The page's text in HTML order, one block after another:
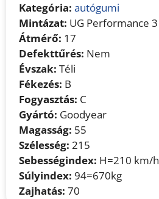
Kategória: autógumi
Mintázat: UG Performance 3
Átmérő: 17
Defekttűrés: Nem
Évszak: Téli
Fékezés: B
Fogyasztás: C
Gyártó: Goodyear
Magasság: 55
Szélesség: 215
Sebességindex: H=210 km/h
Súlyindex: 94=670kg
Zajhatás: 70